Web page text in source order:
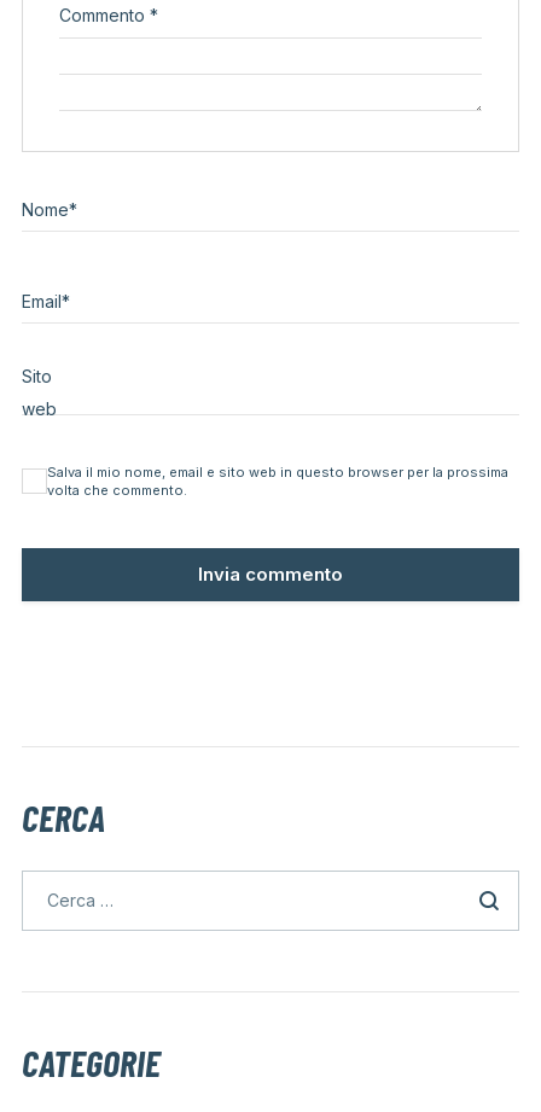
Commento *
Nome*
Email*
Sito
web
Salva il mio nome, email e sito web in questo browser per la prossima
volta che commento.
CERCA
CATEGORIE